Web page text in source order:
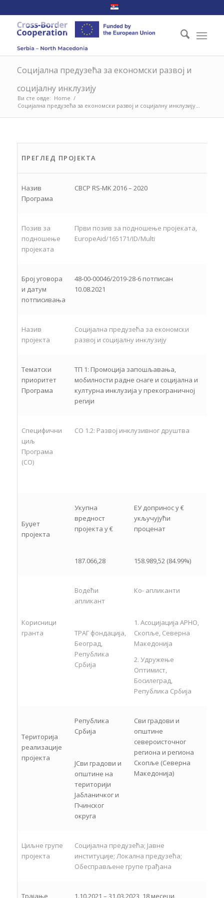
Социјална предузећа за економски развој и
социјалну инклузију
Ви сте овде: Home /
Социјална предузећа за економски развој и социјалну инклузију...
ПРЕГЛЕД ПРОЈЕКТА
Назив
Програма
CBCP RS-MK 2016 – 2020
Позив за
подношење
пројеката
Први позив за подношење пројеката,
EuropeAid/165171/ID/Multi
Број уговора
и датум
потписивања
48-00-00046/2019-28-6 потписан
10.08.2021
Назив
пројекта
Социјална предузећа за економски
развој и социјалну инклузију
Тематски
приоритет
Програма
ТП 1: Промоција запошљавања,
мобилности радне снаге и социјална и
културна инклузија у прекограничној
регији
Специфични
циљ
Програма
(СО)
СО 1.2: Развој инклузивног друштва
Буџет
пројекта
Укупна
вредност
пројекта у €
187.066,28
ЕУ допринос у €
укључујући
проценат
158.989,52 (84.99%)
Корисници
гранта
Водећи
апликант
ТРАГ фондација,
Београд,
Република
Србија
Ко- апликанти
1. Асоцијација АРНО,
Скопље, Северна
Македонија
2. Удружење
Оптимист,
Босилеград,
Република Србија
Територија
реализације
пројекта
Република
Србија
ЈСви градови и
општине на
територији
Јабланичког и
Пчинског
округа
Сви градови и
општине
североисточног
региона и региона
Скопље (Северна
Македонија)
Циљне групе
пројекта
Социјална предузећа; Јавне
институције; Локална предузећа;
Обесправљене групе грађана
Трајање 1.10.2021 – 31.03.2023, 18 месеци